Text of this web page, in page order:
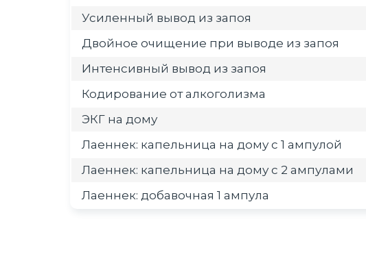
Усиленный вывод из запоя
Двойное очищение при выводе из запоя
Интенсивный вывод из запоя
Кодирование от алкоголизма
ЭКГ на дому
Лаеннек: капельница на дому с 1 ампулой
Лаеннек: капельница на дому с 2 ампулами
Лаеннек: добавочная 1 ампула